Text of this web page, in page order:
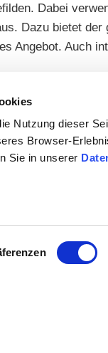
Nutzung dieser
Browser-
Sie in unserer
Dabei
Dazu bietet
Angebot. Auch
möglich